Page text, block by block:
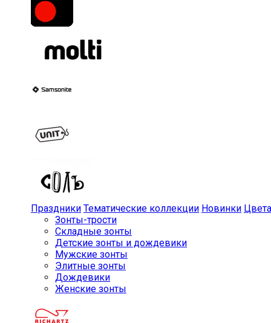
Праздники Тематические коллекции Новинки Цвета
Зонты-трости
Складные зонты
Детские зонты и дождевики
Мужские зонты
Элитные зонты
Дождевики
Женские зонты